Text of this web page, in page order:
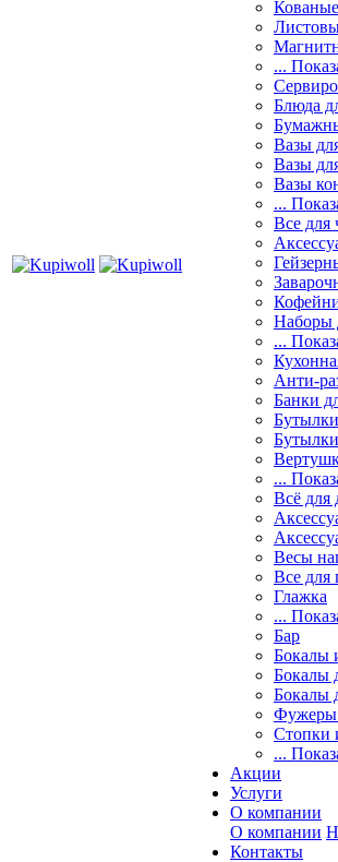
...
Блюда
Вазы
Вазы
Вазы
...
Все для
Наборы
...
Анти-
Банки
...
Всё для
Весы
Все для
Глажка
...
Бар
Бокалы
Бокалы
Бокалы
Фужеры
Стопки
...
Акции
Услуги
О компании
О компании
Контакты